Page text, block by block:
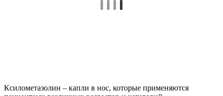
Ксилометазолин – капли в нос, которые применяются